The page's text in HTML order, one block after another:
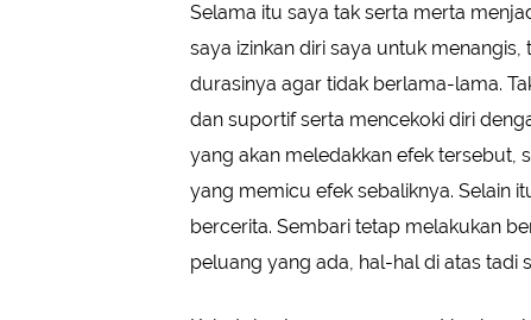
Selama itu saya tak serta merta
saya izinkan diri saya untuk
durasinya agar tidak berlama-lama.
dan suportif serta mencekoki diri
yang akan meledakkan efek tersebut,
yang memicu efek sebaliknya. Selain
bercerita. Sembari tetap melakukan
peluang yang ada, hal-hal di atas tadi